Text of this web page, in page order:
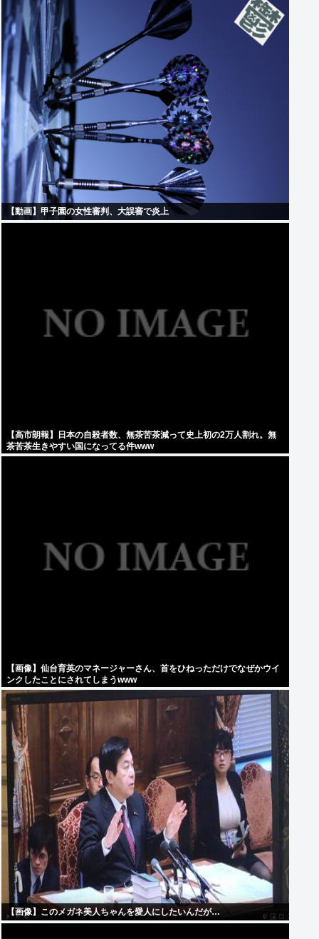
【動画】甲子園の女性審判、大誤審で炎上
【高市朗報】日本の自殺者数、無茶苦茶減って史上初の2万人割れ。無
茶苦茶生きやすい国になってる件www
【画像】仙台育英のマネージャーさん、首をひねっただけでなぜかウイ
ンクしたことにされてしまうwww
【画像】このメガネ美人ちゃんを愛人にしたいんだが…